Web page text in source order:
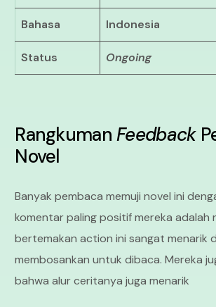
Bahasa Indonesia
Status Ongoing
RangkumanFeedback
Novel
Banyak pembaca memuji novel ini
komentar paling positif mereka adalah
bertemakan action ini sangat menarik
membosankan untuk dibaca. Mereka
bahwa alur ceritanya juga menarik